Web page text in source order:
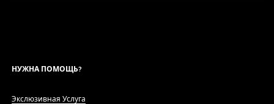
НУЖНА ПОМОЩЬ?
Экслюзивная Услуга